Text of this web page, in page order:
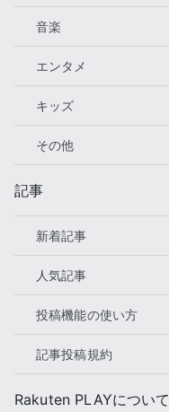
音楽
エンタメ
キッズ
その他
記事
新着記事
人気記事
投稿機能の使い方
記事投稿規約
Rakuten PLAYについて